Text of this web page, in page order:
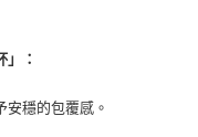
」：
安穩的包覆感。